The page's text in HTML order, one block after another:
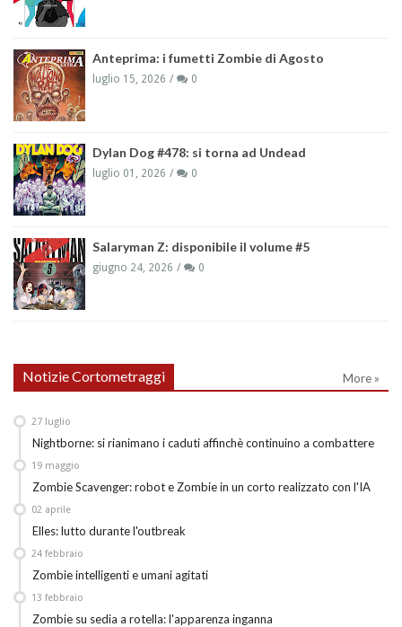
Anteprima: i fumetti Zombie di Agosto
luglio 15, 2026 0
Dylan Dog #478: si torna ad Undead
luglio 01, 2026 0
Salaryman Z: disponibile il volume #5
giugno 24, 2026 0
Notizie Cortometraggi More »
Nightborne: si rianimano i caduti affinchè continuino a combattere
27 luglio
Zombie Scavenger: robot e Zombie in un corto realizzato con l'IA
19 maggio
Elles: lutto durante l'outbreak
02 aprile
Zombie intelligenti e umani agitati
24 febbraio
Zombie su sedia a rotella: l'apparenza inganna
13 febbraio